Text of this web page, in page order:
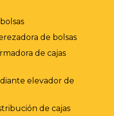
de bolsas
de cajas
elevador de
de cajas